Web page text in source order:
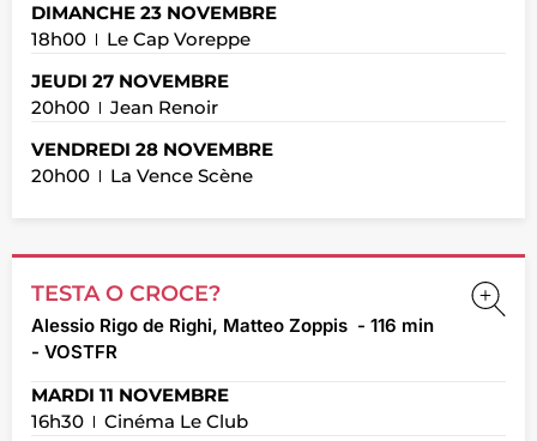
DIMANCHE 23 NOVEMBRE
18h00
Le Cap Voreppe
JEUDI 27 NOVEMBRE
20h00
Jean Renoir
VENDREDI 28 NOVEMBRE
20h00
La Vence Scène
MARDI 11 NOVEMBRE
16h30
Cinéma Le Club
TESTA O CROCE?
Alessio Rigo de Righi, Matteo Zoppis - 116 min
- VOSTFR